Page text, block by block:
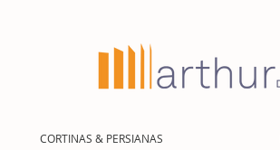
CORTINAS & PERSIANAS